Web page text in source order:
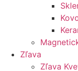
Zľava
Zľava